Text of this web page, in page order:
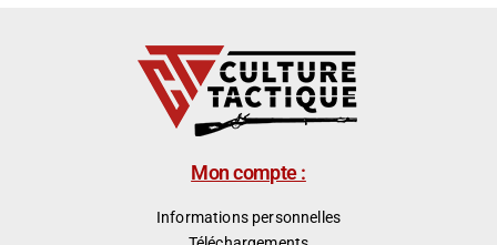
Mon compte :
Informations personnelles